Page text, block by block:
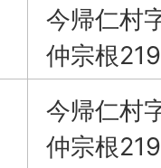
今帰仁村
仲宗根219
今帰仁村
仲宗根219